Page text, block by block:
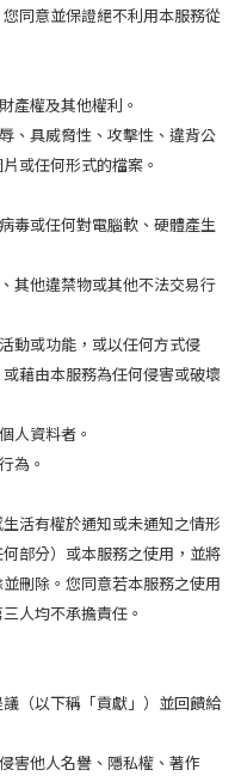
同意並保證絕不利用本服務從
產權及其他權利。
、具威脅性、攻擊性、違背公
或任何形式的檔案。
毒或任何對電腦軟、硬體產生
其他違禁物或其他不法交易行
動或功能，或以任何方式侵
藉由本服務為任何侵害或破壞
人資料者。
為。
活有權於通知或未通知之情形
部分）或本服務之使用，並將
刪除。您同意若本服務之使用
人均不承擔責任。
（以下稱「貢獻」）並回饋給
害他人名譽、隱私權、著作